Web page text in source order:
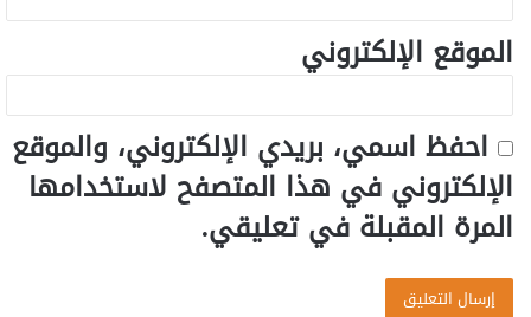
الموقع الإلكتروني
احفظ اسمي، بريدي الإلكتروني، والموقع
الإلكتروني في هذا المتصفح لاستخدامها
المرة المقبلة في تعليقي.